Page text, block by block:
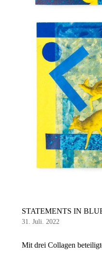
STATEMENTS IN
31. Juli. 2022
Mit drei Collagen